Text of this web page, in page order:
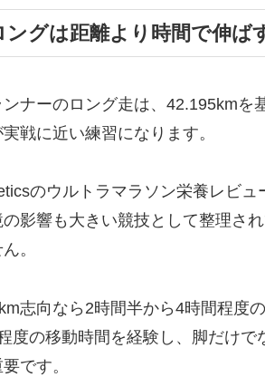
ングは距離より時間で伸ば
ンナーのロング走は、42.195km
戦に近い練習になります。
のウルトラマラソン栄養レビュ
影響も大きい競技として整理さ
。
志向なら2時間半から4時間程度
度の移動時間を経験し、脚だけ
です。